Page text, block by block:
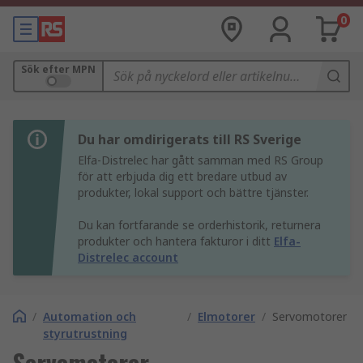
0
Sök efter MPN
Du har omdirigerats till RS Sverige
Elfa-Distrelec har gått samman med RS Group
för att erbjuda dig ett bredare utbud av
produkter, lokal support och bättre tjänster.
Du kan fortfarande se orderhistorik, returnera
produkter och hantera fakturor i ditt Elfa-
Distrelec account
/ Automation och
styrutrustning
/ Elmotorer / Servomotorer